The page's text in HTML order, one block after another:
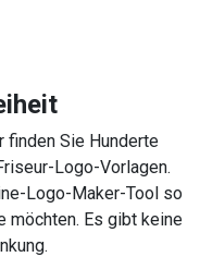
finden Sie Hunderte
Logo-Vorlagen.
Logo-Maker-Tool so
möchten. Es gibt keine